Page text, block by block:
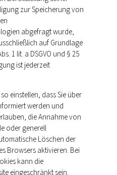
zur Speicherung von
abgefragt wurde,
auf Grundlage
1 lit. a DSGVO und § 25
ist jederzeit
einstellen, dass Sie über
werden und
die Annahme von
oder generell
Löschen der
Browsers aktivieren. Bei
kann die
eingeschränkt sein.